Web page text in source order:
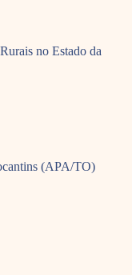
no Estado da
(APA/TO)